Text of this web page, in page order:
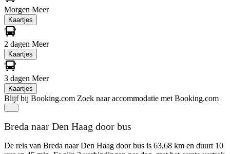
Morgen Meer
Kaartjes
2 dagen Meer
Kaartjes
3 dagen Meer
Kaartjes
Blijf bij Booking.com Zoek naar accommodatie met Booking.com
Breda naar Den Haag door bus
De reis van Breda naar Den Haag door bus is 63,68 km en duurt 10